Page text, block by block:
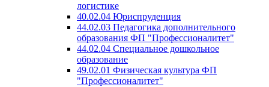
логистике
40.02.04 Юриспруденция
44.02.03 Педагогика дополнительного
образования ФП "Профессионалитет"
44.02.04 Специальное дошкольное
образование
49.02.01 Физическая культура ФП
"Профессионалитет"